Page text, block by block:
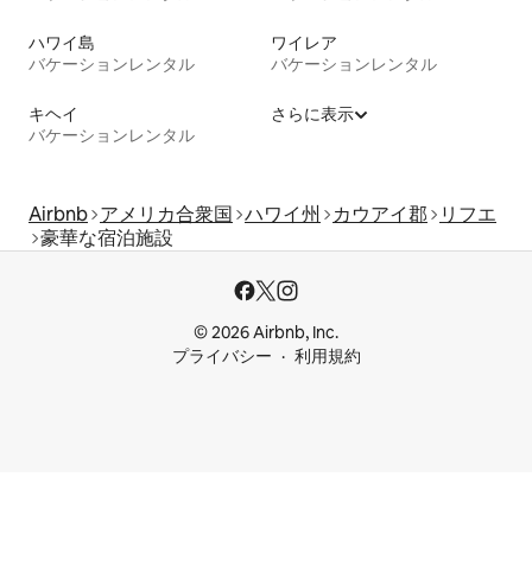
ハワイ島
バケーションレンタル
ワイレア
バケーションレンタル
キヘイ
バケーションレンタル
さらに表示
Airbnb アメリカ合衆国 ハワイ州 カウアイ郡
リフエ
豪華な宿泊施設
© 2026 Airbnb, Inc.
プライバシー
利用規約